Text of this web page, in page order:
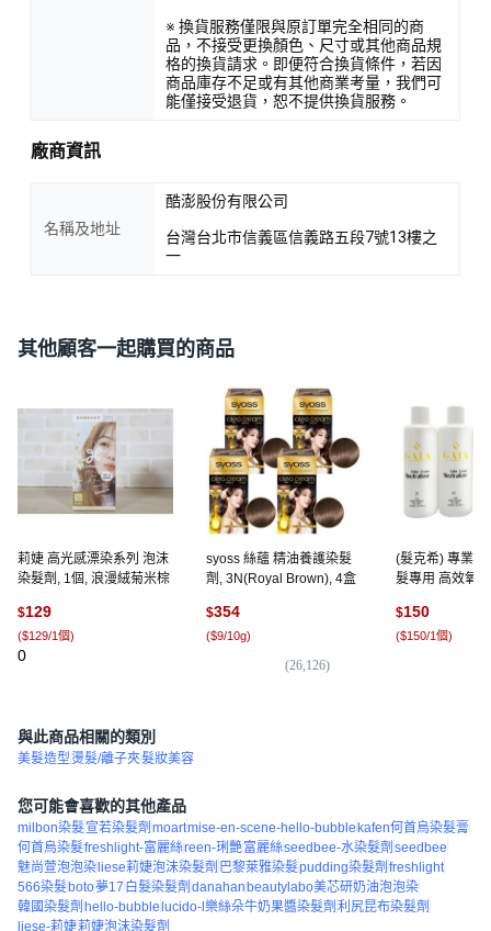
※ 換貨服務僅限與原訂單完全相同的商
品，不接受更換顏色、尺寸或其他商品規
格的換貨請求。即便符合換貨條件，若因
商品庫存不足或有其他商業考量，我們可
能僅接受退貨，恕不提供換貨服務。
廠商資訊
名稱及地址
酷澎股份有限公司
台灣台北市信義區信義路五段7號13樓之
一
其他顧客一起購買的商品
莉婕 高光感漂染系列 泡沫
染髮劑, 1個, 浪漫絨菊米棕
$129
($129/1個)
0
syoss 絲蘊 精油養護染髮
劑, 3N(Royal Brown), 4盒
$354
($9/10g)
(26,126)
(髮克希) 專業級
髮專用 高效氧
12%
$150
($150/1個)
與此商品相關的類別
美髮造型燙髮/離子夾髮妝美容
您可能會喜歡的其他產品
milbon染髮宣若染髮劑 moartmise-en-scene-hello-bubble kafen何首烏染髮膏
何首烏染髮freshlight-富麗絲reen-琍艷富麗絲seedbee-水染髮劑 seedbee
魅尚萱泡泡染 liese莉婕泡沫染髮劑 巴黎萊雅染髮pudding染髮劑 freshlight
566染髮boto夢17 白髮染髮劑 danahan beautylabo美芯研奶油泡泡染
韓國染髮劑 hello-bubble lucido-l樂絲朵牛奶果醬染髮劑 利尻昆布染髮劑
liese-莉婕莉婕泡沫染髮劑